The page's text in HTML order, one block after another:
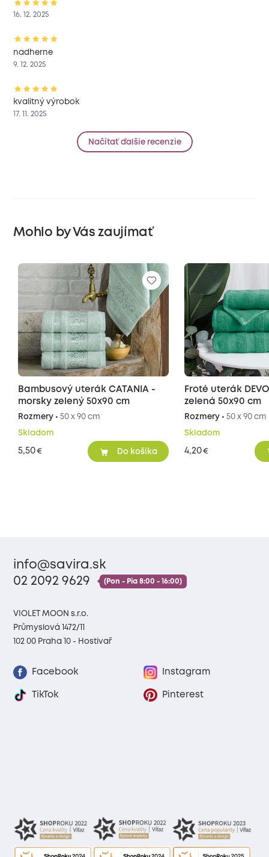
16. 12. 2025
nadherne
9. 12. 2025
kvalitný výrobok
17. 11. 2025
Načítať ďalšie recenzie
Mohlo by Vás zaujímať
Bambusový uterák CATANIA -
morsky zelený 50x90 cm
Rozmery • 50 x 90 cm
Skladom
5,50€ Do košíka
Froté uterák
zelená 50x90 cm
Rozmery •50 x 90 cm
Skladom
4,20€
info@savira.sk
02 2092 9629
(Pon - Pia 8:00 - 16:00)
VIOLET MOON s.r.o.
Průmyslová 1472/11
102 00 Praha 10 - Hostivař
Facebook Instagram
TikTok Pinterest